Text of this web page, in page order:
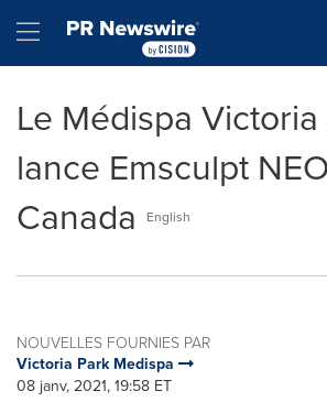
Hamburger menu
Le Médispa
lance Emsculpt
Canada
English
NOUVELLES FOURNIES PAR
Victoria Park Medispa
08 janv, 2021, 19:58 ET